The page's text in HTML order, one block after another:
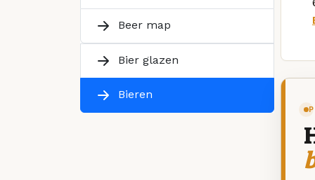
Beer map
Bier glazen
Bieren